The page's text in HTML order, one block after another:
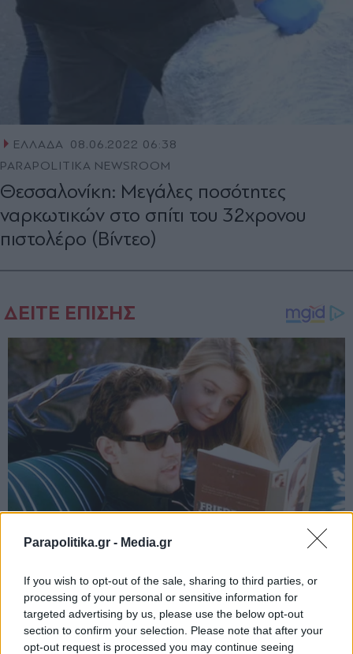
Parapolitika.gr - Media.gr
If you wish to opt-out of the sale, sharing to third parties, or
processing of your personal or sensitive information for
targeted advertising by us, please use the below opt-out
section to confirm your selection. Please note that after your
opt-out request is processed you may continue seeing
ΕΛΛΑΔΑ 08.06.2022 06:38
PARAPOLITIKA NEWSROOM
Θεσσαλονίκη: Μεγάλες ποσότητες
ναρκωτικών στο σπίτι του 32χρονου
πιστολέρο (Βίντεο)